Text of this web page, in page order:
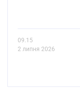
09.15
2 липня 2026